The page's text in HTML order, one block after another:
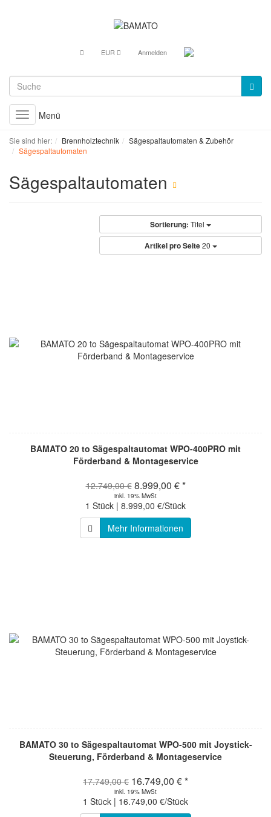
EUR Anmelden
Toggle
navigation
Menü
Sie sind hier: Brennholztechnik
Sägespaltautomaten & Zubehör
Sägespaltautomaten
Sägespaltautomaten
Sortierung: Titel
Artikel pro Seite 20
BAMATO 20 to Sägespaltautomat WPO-400PRO mit
Förderband & Montageservice
12.749,00 € 8.999,00 € *
inkl. 19% MwSt
1 Stück | 8.999,00 €/Stück
Mehr Informationen
BAMATO 30 to Sägespaltautomat WPO-500 mit Joystick-
Steuerung, Förderband & Montageservice
17.749,00 € 16.749,00 € *
inkl. 19% MwSt
1 Stück | 16.749,00 €/Stück